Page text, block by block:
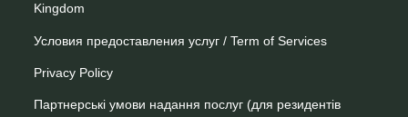
Kingdom
Условия предоставления услуг / Term of Services
Privacy Policy
Партнерські умови надання послуг (для резидентів